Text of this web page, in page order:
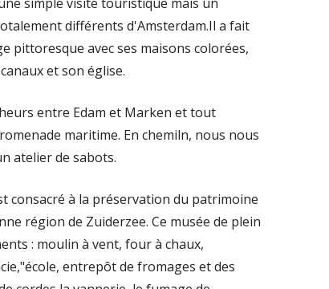
différents d'Amsterdam.Il a fait
pittoresque avec ses maisons colorées,
et son église.
entre Edam et Marken et tout
maritime. En chemiln, nous nous
atelier de sabots.
consacré à la préservation du patrimoine
région de Zuiderzee. Ce musée de plein
: moulin à vent, four à chaux,
entrepôt de fromages et des